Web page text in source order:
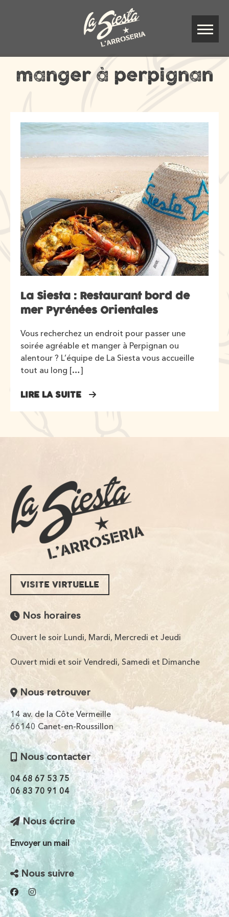
manger à perpignan
La Siesta : Restaurant bord de
mer Pyrénées Orientales
Vous recherchez un endroit pour passer une
soirée agréable et manger à Perpignan ou
alentour ? L’équipe de La Siesta vous accueille
tout au long […]
LIRE LA SUITE
VISITE VIRTUELLE
Nos horaires
Ouvert le soir Lundi, Mardi, Mercredi et Jeudi
Ouvert midi et soir Vendredi, Samedi et Dimanche
Nous retrouver
14 av. de la Côte Vermeille
66140 Canet-en-Roussillon
Nous contacter
04 68 67 53 75
06 83 70 91 04
Nous écrire
Envoyer un mail
Nous suivre